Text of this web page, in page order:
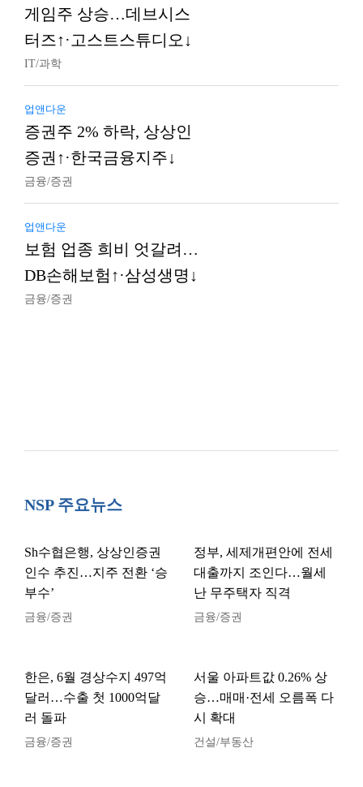
게임주 상승…데브시스
터즈↑·고스트스튜디오↓
IT/과학
업앤다운
증권주 2% 하락, 상상인
증권↑·한국금융지주↓
금융/증권
업앤다운
보험 업종 희비 엇갈려…
DB손해보험↑·삼성생명↓
금융/증권
NSP 주요뉴스
Sh수협은행, 상상인증권
인수 추진…지주 전환 ‘승
부수’
금융/증권
정부, 세제개편안에 전세
대출까지 조인다…월세
난 무주택자 직격
금융/증권
한은, 6월 경상수지 497억
달러…수출 첫 1000억달
러 돌파
금융/증권
서울 아파트값 0.26% 상
승…매매·전세 오름폭 다
시 확대
건설/부동산